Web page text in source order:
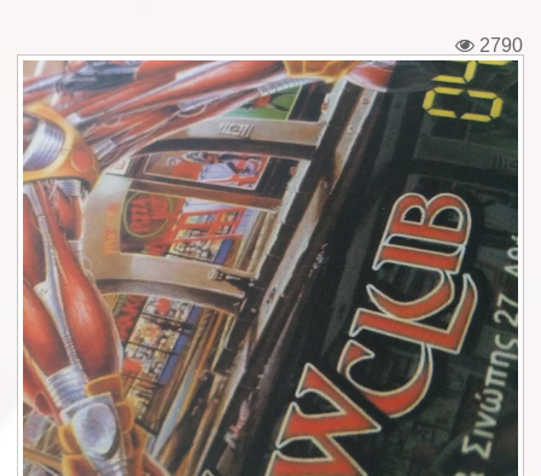
Αυτοκόλλητα
Τηλεκάρτες
Αφίσες
Φυλλάδια
Σουβέρ
Ημερολόγια
Box sets
Διάφορα
2790